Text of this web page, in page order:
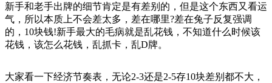
新手和老手出牌的细节肯定是有差别的，但是这个东西又看运
气，所以本质上不会差太多，差在哪里?差在兔子反复强调
的，10块钱!新手最大的毛病就是乱花钱，不知道什么时候该
花钱，该怎么花钱，乱抓卡，乱D牌。
大家看一下经济节奏表，无论2-3还是2-5存10块差别都不大，